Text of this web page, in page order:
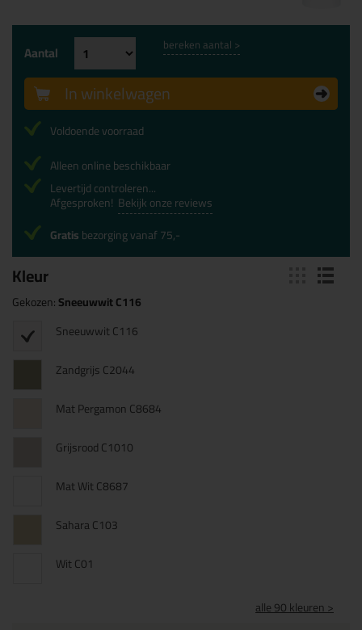
Kleur
Gekozen:Sneeuwwit C116
Sneeuwwit C116
Zandgrijs C2044
Mat Pergamon C8684
Grijsrood C1010
Mat Wit C8687
Sahara C103
Wit C01
alle 90 kleuren >
Aantal bereken aantal >
In winkelwagen
Voldoende voorraad
Alleen online beschikbaar
Levertijd controleren...
Afgesproken! Bekijk onze reviews
Gratisbezorging vanaf 75,-